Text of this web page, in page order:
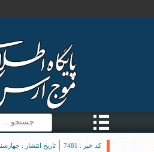
کد خبر : 7481
تاریخ انتشار : چهارشنبه 4 آذر 1394 -